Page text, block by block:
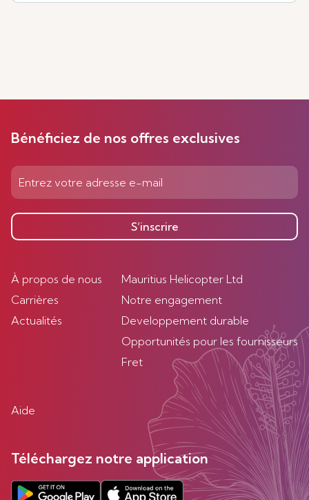
Bénéficiez de nos offres exclusives
S’inscrire
À propos de nous
Carrières
Actualités
Mauritius Helicopter Ltd
Notre engagement
Developpement durable
Opportunités pour les fournisseurs
Fret
Aide
Téléchargez notre application